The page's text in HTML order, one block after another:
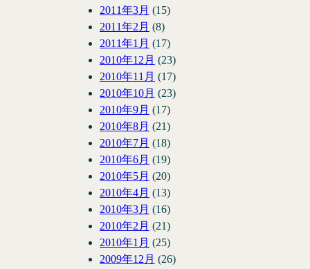
2011年3月 (15)
2011年2月 (8)
2011年1月 (17)
2010年12月 (23)
2010年11月 (17)
2010年10月 (23)
2010年9月 (17)
2010年8月 (21)
2010年7月 (18)
2010年6月 (19)
2010年5月 (20)
2010年4月 (13)
2010年3月 (16)
2010年2月 (21)
2010年1月 (25)
2009年12月 (26)